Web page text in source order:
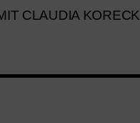
CLAUDIA KORECK